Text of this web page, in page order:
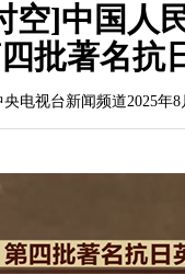
空]中国人
批著名抗
电视台新闻频道2025年8